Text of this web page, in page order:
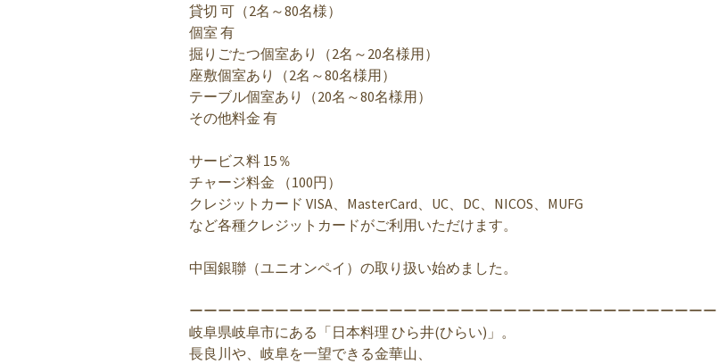
貸切 可（2名～80名様）
個室 有
掘りごたつ個室あり（2名～20名様用）
座敷個室あり（2名～80名様用）
テーブル個室あり（20名～80名様用）
その他料金 有
サービス料 15％
チャージ料金 （100円）
クレジットカード VISA、MasterCard、UC、DC、NICOS、MUFG
など各種クレジットカードがご利用いただけます。
中国銀聯（ユニオンペイ）の取り扱い始めました。
ーーーーーーーーーーーーーーーーーーーーーーーーーーーーーーーーーーーーー
岐阜県岐阜市にある「日本料理 ひら井(ひらい)」。
長良川や、岐阜を一望できる金華山、